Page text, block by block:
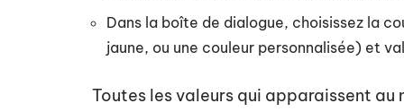
Dans la boîte de dialogue, choisissez la
jaune, ou une couleur personnalisée) et
Toutes les valeurs qui apparaissent